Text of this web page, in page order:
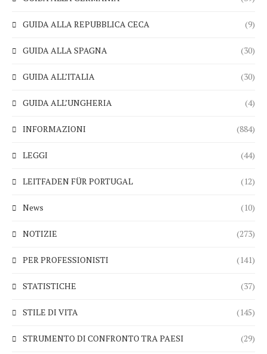
GUIDA ALLA REPUBBLICA CECA (9)
GUIDA ALLA SPAGNA (30)
GUIDA ALL’ITALIA (30)
GUIDA ALL’UNGHERIA (4)
INFORMAZIONI (884)
LEGGI (44)
LEITFADEN FÜR PORTUGAL (12)
News (10)
NOTIZIE (273)
PER PROFESSIONISTI (141)
STATISTICHE (37)
STILE DI VITA (145)
STRUMENTO DI CONFRONTO TRA PAESI (29)